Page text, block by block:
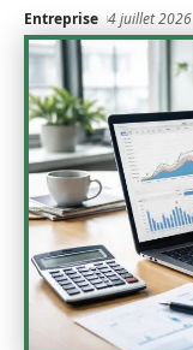
Entreprise 4 juillet 2026